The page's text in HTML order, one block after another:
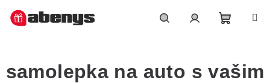
košík
samolepka na auto s vašim